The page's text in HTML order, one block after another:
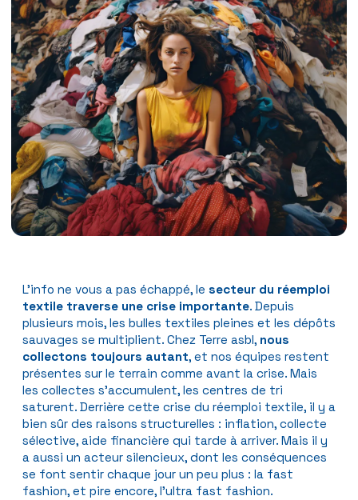
L’info ne vous a pas échappé, le secteur du réemploi
textile traverse une crise importante. Depuis
plusieurs mois, les bulles textiles pleines et les dépôts
sauvages se multiplient. Chez Terre asbl, nous
collectons toujours autant, et nos équipes restent
présentes sur le terrain comme avant la crise. Mais
les collectes s’accumulent, les centres de tri
saturent. Derrière cette crise du réemploi textile, il y a
bien sûr des raisons structurelles : inflation, collecte
sélective, aide financière qui tarde à arriver. Mais il y
a aussi un acteur silencieux, dont les conséquences
se font sentir chaque jour un peu plus : la fast
fashion, et pire encore, l’ultra fast fashion.